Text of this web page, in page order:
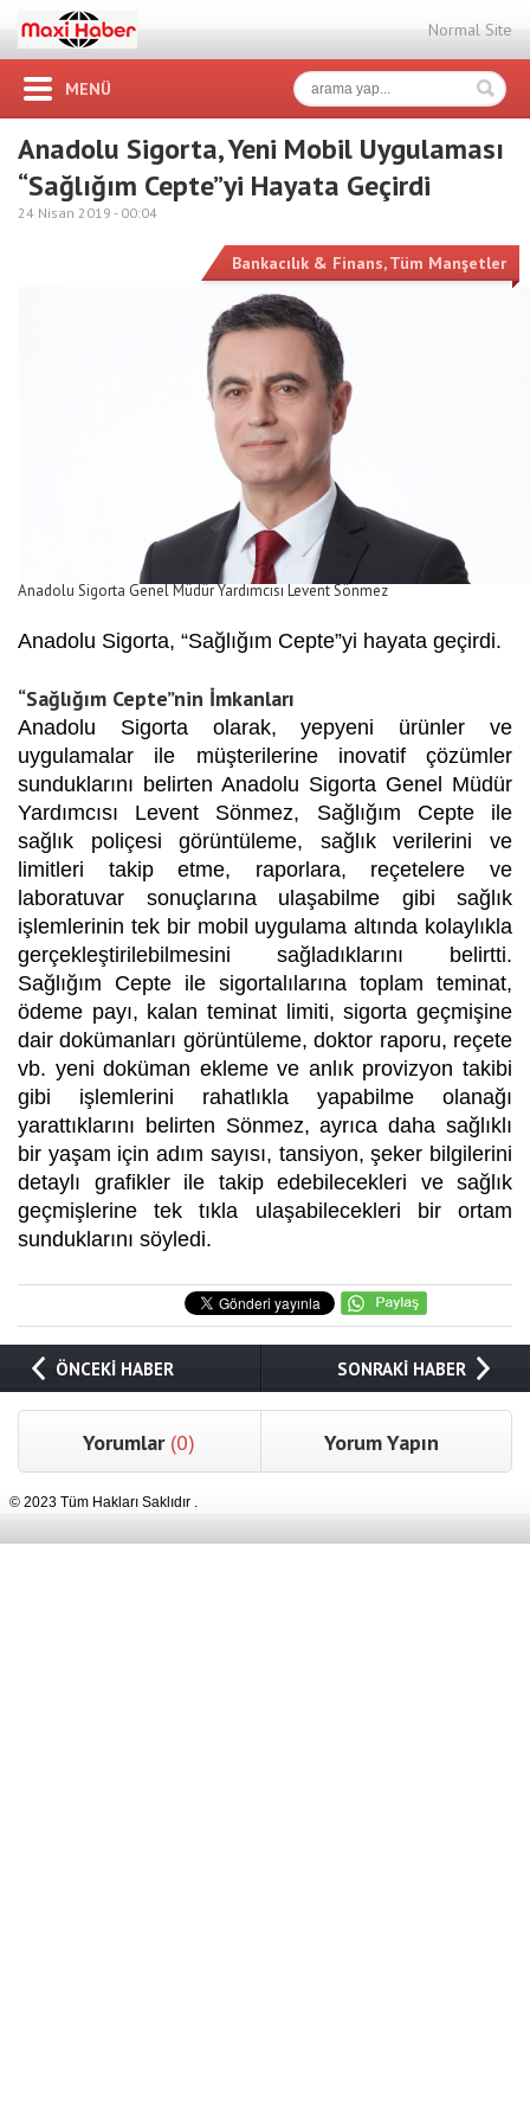
Normal Site
MENÜ
Anadolu Sigorta, Yeni Mobil Uygulaması
“Sağlığım Cepte”yi Hayata Geçirdi
24 Nisan 2019 - 00:04
Bankacılık & Finans,Tüm Manşetler
Anadolu Sigorta Genel Müdür Yardımcısı Levent Sönmez
Anadolu Sigorta, “Sağlığım Cepte”yi hayata geçirdi.
“Sağlığım Cepte”nin İmkanları
Anadolu Sigorta olarak, yepyeni ürünler ve
uygulamalar ile müşterilerine inovatif çözümler
sunduklarını belirten Anadolu Sigorta Genel Müdür
Yardımcısı Levent Sönmez, Sağlığım Cepte ile
sağlık poliçesi görüntüleme, sağlık verilerini ve
limitleri takip etme, raporlara, reçetelere ve
laboratuvar sonuçlarına ulaşabilme gibi sağlık
işlemlerinin tek bir mobil uygulama altında kolaylıkla
gerçekleştirilebilmesini sağladıklarını belirtti.
Sağlığım Cepte ile sigortalılarına toplam teminat,
ödeme payı, kalan teminat limiti, sigorta geçmişine
dair dokümanları görüntüleme, doktor raporu, reçete
vb. yeni doküman ekleme ve anlık provizyon takibi
gibi işlemlerini rahatlıkla yapabilme olanağı
yarattıklarını belirten Sönmez, ayrıca daha sağlıklı
bir yaşam için adım sayısı, tansiyon, şeker bilgilerini
detaylı grafikler ile takip edebilecekleri ve sağlık
geçmişlerine tek tıkla ulaşabilecekleri bir ortam
sunduklarını söyledi.
ÖNCEKİ HABER SONRAKİ HABER
Yorumlar (0) Yorum Yapın
© 2023 Tüm Hakları Saklıdır .